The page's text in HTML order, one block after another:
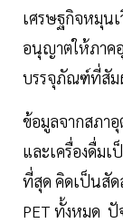
เศรษฐกิจหมุนเ
อนุญาตให้ภาค
บรรจุภัณฑ์ที่สัม
ข้อมูลจากสภาอุ
และเครื่องดื่ม
ที่สุด คิดเป็นสัด
PET ทั้งหมด